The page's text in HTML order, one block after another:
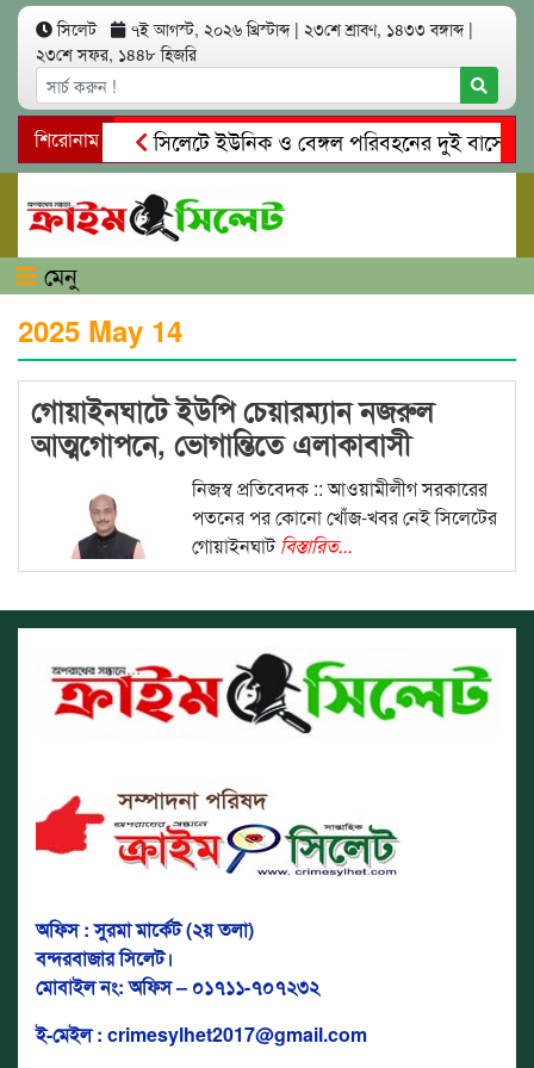
সিলেট ৭ই আগস্ট, ২০২৬ খ্রিস্টাব্দ | ২৩শে শ্রাবণ, ১৪৩৩ বঙ্গাব্দ |
২৩শে সফর, ১৪৪৮ হিজরি
শিরোনাম
ভৈরবী
সিলেটে ইউনিক ও বেঙ্গল পরিবহনের দুই বাসের
রিমালকে গ্রেপ্তারের দাবি স্থানীয়দের
গোয়াইনঘাটে
মেনু
2025 May 14
গোয়াইনঘাটে ইউপি চেয়ারম্যান নজরুল
আত্মগোপনে, ভোগান্তিতে এলাকাবাসী
নিজস্ব প্রতিবেদক :: আওয়ামীলীগ সরকারের
পতনের পর কোনো খোঁজ-খবর নেই সিলেটের
গোয়াইনঘাটবিস্তারিত...
অফিস : সুরমা মার্কেট (২য় তলা)
বন্দরবাজার সিলেট।
মোবাইল নং: অফিস – ০১৭১১-৭০৭২৩২
ই-মেইল : crimesylhet2017@gmail.com